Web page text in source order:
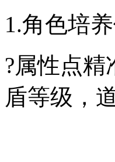
1.角色培
?属性点
盾等级，